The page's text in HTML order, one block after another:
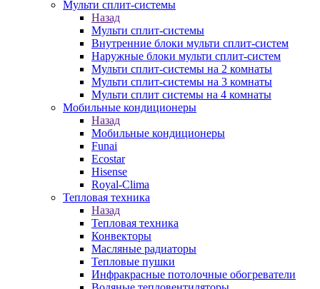
Мульти сплит-системы
Назад
Мульти сплит-системы
Внутренние блоки мульти сплит-систем
Наружные блоки мульти сплит-систем
Мульти сплит-системы на 2 комнаты
Мульти сплит-системы на 3 комнаты
Мульти сплит системы на 4 комнаты
Мобильные кондиционеры
Назад
Мобильные кондиционеры
Funai
Ecostar
Hisense
Royal-Clima
Тепловая техника
Назад
Тепловая техника
Конвекторы
Масляные радиаторы
Тепловые пушки
Инфракрасные потолочные обогреватели